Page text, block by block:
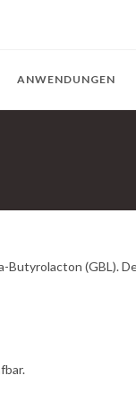
ANWENDUNGEN
(GBL).